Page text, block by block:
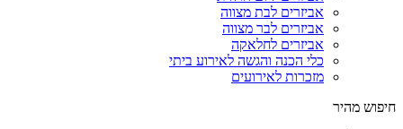
אביזרים לבת מצווה
אביזרים לבר מצווה
אביזרים לחלאקה
כלי הכנה והגשה לאירוע ביתי
מזכרות לאירועים
חיפוש מהיר